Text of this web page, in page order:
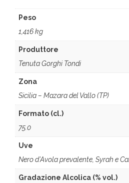
Peso
1,416 kg
Produttore
Tenuta Gorghi Tondi
Zona
Sicilia – Mazara del Vallo (TP)
Formato (cl.)
75.0
Uve
Nero d’Avola prevalente, Syrah e
Gradazione Alcolica (% vol.)